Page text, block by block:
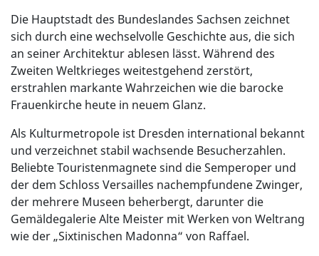
Die Hauptstadt des Bundeslandes Sachsen zeichnet
sich durch eine wechselvolle Geschichte aus, die sich
an seiner Architektur ablesen lässt. Während des
Zweiten Weltkrieges weitestgehend zerstört,
erstrahlen markante Wahrzeichen wie die barocke
Frauenkirche heute in neuem Glanz.
Als Kulturmetropole ist Dresden international bekannt
und verzeichnet stabil wachsende Besucherzahlen.
Beliebte Touristenmagnete sind die Semperoper und
der dem Schloss Versailles nachempfundene Zwinger,
der mehrere Museen beherbergt, darunter die
Gemäldegalerie Alte Meister mit Werken von Weltrang
wie der „Sixtinischen Madonna“ von Raffael.